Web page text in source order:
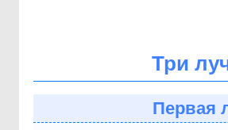
Три
Первая